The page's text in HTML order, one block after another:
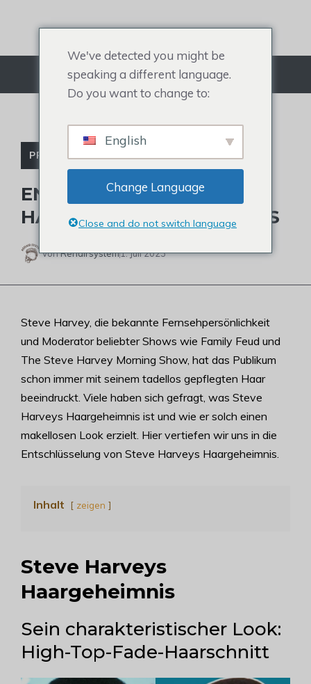
Menü
PROMINENTE MIT GLATZE
ENTDECKEN SIE STEVE
HARVEYS HAARGEHEIMNIS
VonRehairsystem1. Juli 2023
Steve Harvey, die bekannte Fernsehpersönlichkeit
und Moderator beliebter Shows wie Family Feud und
The Steve Harvey Morning Show, hat das Publikum
schon immer mit seinem tadellos gepflegten Haar
beeindruckt. Viele haben sich gefragt, was Steve
Harveys Haargeheimnis ist und wie er solch einen
makellosen Look erzielt. Hier vertiefen wir uns in die
Entschlüsselung von Steve Harveys Haargeheimnis.
Inhalt zeigen
Steve Harveys
Haargeheimnis
Sein charakteristischer Look:
High-Top-Fade-Haarschnitt
We've detected you might be
speaking a different language.
Do you want to change to:
English
Change Language
Close and do not switch language